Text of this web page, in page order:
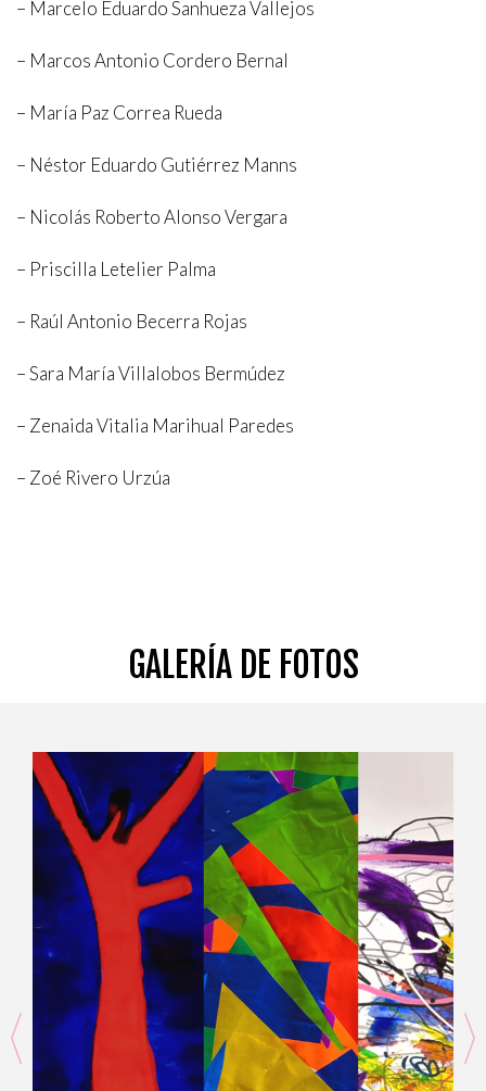
PREMIO SETBA CHILE 2026
PROGRAMAS Y ACTIVIDADES
PRENSA
– Marcelo Eduardo Sanhueza Vallejos
– Marcos Antonio Cordero Bernal
– María Paz Correa Rueda
– Néstor Eduardo Gutiérrez Manns
– Nicolás Roberto Alonso Vergara
– Priscilla Letelier Palma
– Raúl Antonio Becerra Rojas
– Sara María Villalobos Bermúdez
– Zenaida Vitalia Marihual Paredes
– Zoé Rivero Urzúa
GALERÍA DE FOTOS